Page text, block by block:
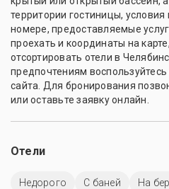
территории гостиницы,
номере, предоставляемые
проехать и координаты на
отсортировать отели в
предпочтениям
сайта. Для бронирования
или оставьте заявку онлайн.
Отели
Недорого С баней На